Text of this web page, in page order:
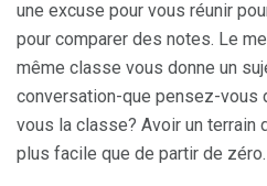
une excuse pour vous réunir
pour comparer des notes. Le
même classe vous donne un
conversation-que pensez-vous
vous la classe? Avoir un terrain
plus facile que de partir de zéro.